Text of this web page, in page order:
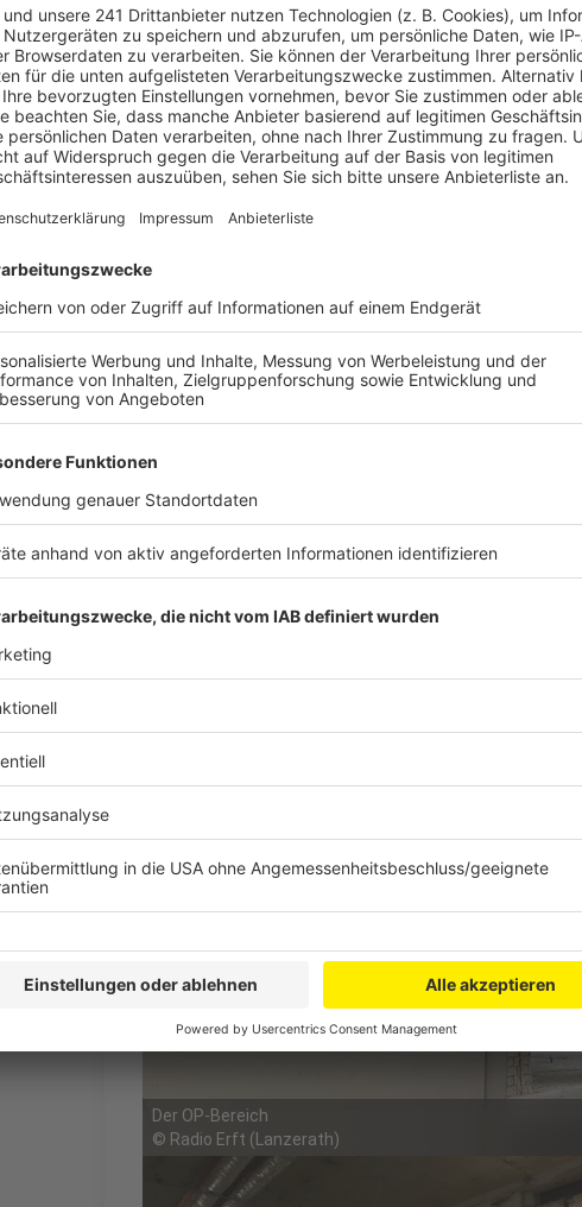
Der Eingangsbereich
©Radio Erft (Lanzerath)
Der OP-Bereich
©Radio Erft (Lanzerath)
©Radio Erft (Lanzerath)
Der OP-Bereich
© Radio Erft (Lanzerath)